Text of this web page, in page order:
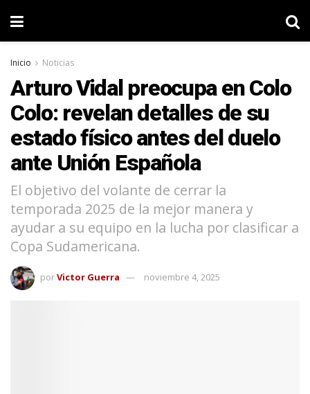
Inicio Noticias
Arturo Vidal preocupa en Colo
Colo: revelan detalles de su
estado físico antes del duelo
ante Unión Española
El objetivo del volante de cerrar la
temporada 2025 de la mejor manera y
ayudar a su equipo en la lucha por clasificar a
Copa Sudamericana.
porVictor Guerra noviembre 4, 2025